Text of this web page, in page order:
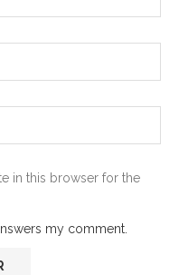
in this browser for the
my comment.